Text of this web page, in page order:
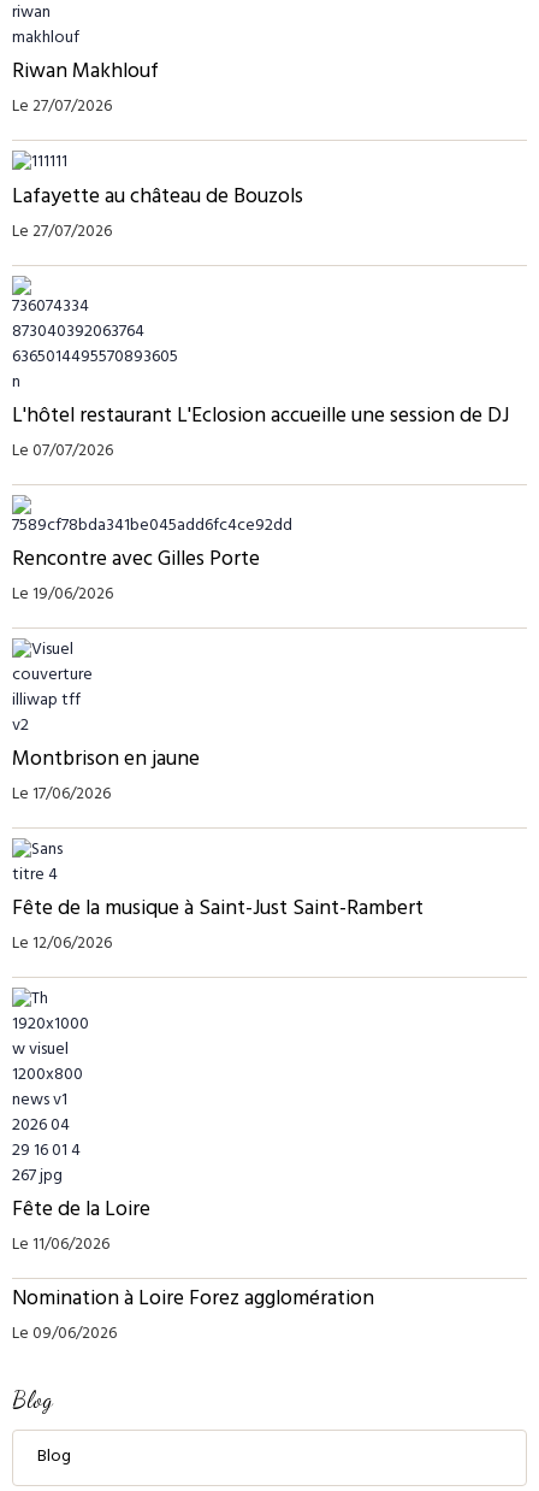
Riwan Makhlouf
Le 27/07/2026
Lafayette au château de Bouzols
Le 27/07/2026
L'hôtel restaurant L'Eclosion accueille une session de DJ
Le 07/07/2026
Rencontre avec Gilles Porte
Le 19/06/2026
Montbrison en jaune
Le 17/06/2026
Fête de la musique à Saint-Just Saint-Rambert
Le 12/06/2026
Fête de la Loire
Le 11/06/2026
Nomination à Loire Forez agglomération
Le 09/06/2026
Blog
Blog